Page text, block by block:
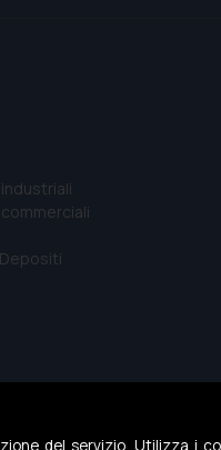
del servizio. Utilizza i